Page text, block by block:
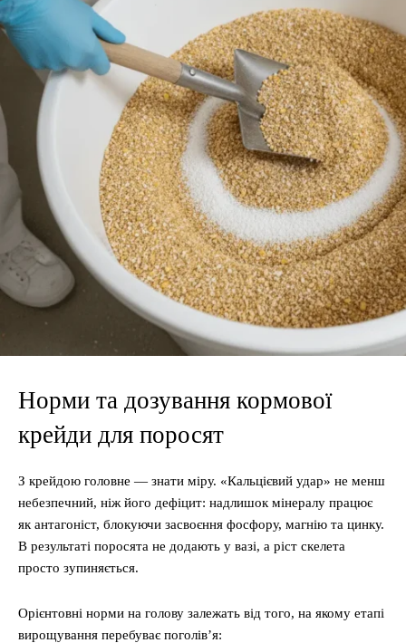
Норми та дозування кормової
крейди для поросят
З крейдою головне — знати міру. «Кальцієвий удар» не менш
небезпечний, ніж його дефіцит: надлишок мінералу працює
як антагоніст, блокуючи засвоєння фосфору, магнію та цинку.
В результаті поросята не додають у вазі, а ріст скелета
просто зупиняється.
Орієнтовні норми на голову залежать від того, на якому етапі
вирощування перебуває поголів’я: